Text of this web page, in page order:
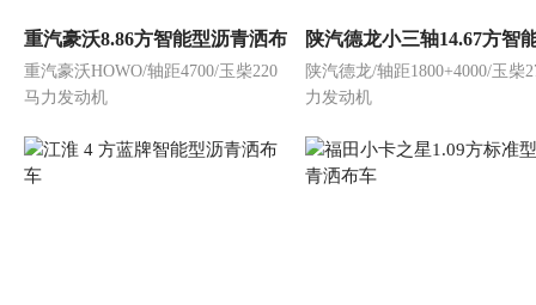
重汽豪沃8.86方智能型沥青洒布
车
重汽豪沃HOWO/轴距4700/玉柴220
马力发动机
陕汽德龙小三轴14.67方智
沥青洒布车
陕汽德龙/轴距1800+4000/玉柴
力发动机